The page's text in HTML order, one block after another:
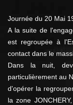
Journée du 20 Mai
A la suite de
est regroupée à
contact dans le
Dans la nuit,
particulièrement au
d'opérer la
la zone